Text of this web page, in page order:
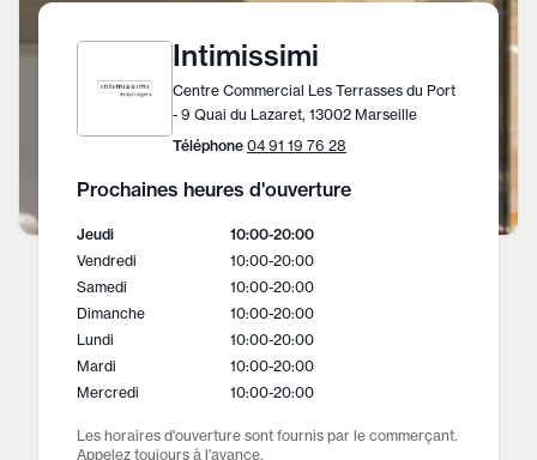
Intimissimi
Centre Commercial Les Terrasses du Port
- 9 Quai du Lazaret, 13002 Marseille
Téléphone 04 91 19 76 28
Prochaines heures d'ouverture
Jeudi 10:00-20:00
Vendredi
10:00-20:00
Samedi
10:00-20:00
Dimanche
10:00-20:00
Lundi
10:00-20:00
Mardi
10:00-20:00
Mercredi
10:00-20:00
Les horaires d'ouverture sont fournis par le commerçant.
Appelez toujours à l'avance.